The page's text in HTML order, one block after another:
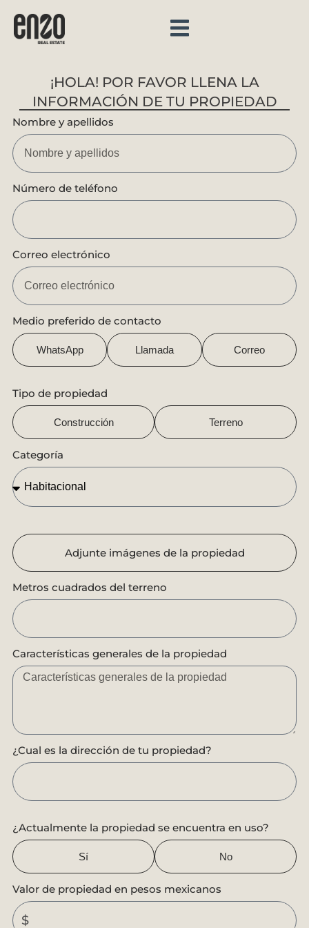
¡HOLA! POR FAVOR LLENA LA
INFORMACIÓN DE TU PROPIEDAD
Nombre y apellidos
Número de teléfono
Correo electrónico
Medio preferido de contacto
WhatsApp Llamada Correo
Tipo de propiedad
Construcción Terreno
Categoría
Adjunte imágenes de la propiedad
Metros cuadrados del terreno
Características generales de la propiedad
¿Cual es la dirección de tu propiedad?
¿Actualmente la propiedad se encuentra en uso?
Sí No
Valor de propiedad en pesos mexicanos